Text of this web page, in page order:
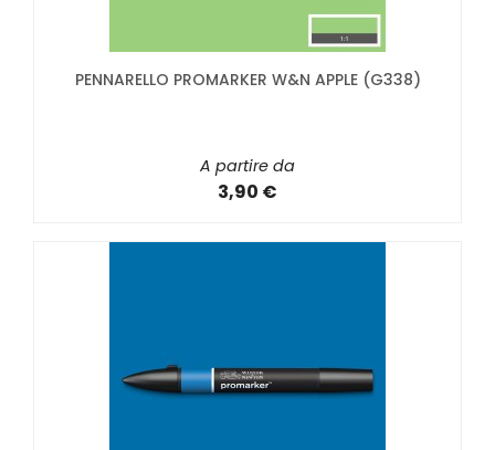
PENNARELLO PROMARKER W&N APPLE (G338)
A partire da
3,90 €